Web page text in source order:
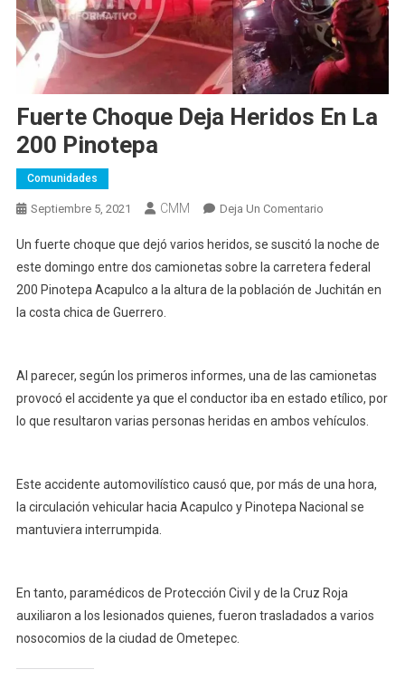
Fuerte Choque Deja Heridos En La
200 Pinotepa
Comunidades
Septiembre 5, 2021 CMM Deja Un ComentarioEn
Choque
Deja
Heridos
Pinotepa
Un fuerte choque que dejó varios heridos, se suscitó la noche de
este domingo entre dos camionetas sobre la carretera federal
200 Pinotepa Acapulco a la altura de la población de Juchitán en
la costa chica de Guerrero.
Al parecer, según los primeros informes, una de las camionetas
provocó el accidente ya que el conductor iba en estado etílico, por
lo que resultaron varias personas heridas en ambos vehículos.
Este accidente automovilístico causó que, por más de una hora,
la circulación vehicular hacia Acapulco y Pinotepa Nacional se
mantuviera interrumpida.
En tanto, paramédicos de Protección Civil y de la Cruz Roja
auxiliaron a los lesionados quienes, fueron trasladados a varios
nosocomios de la ciudad de Ometepec.